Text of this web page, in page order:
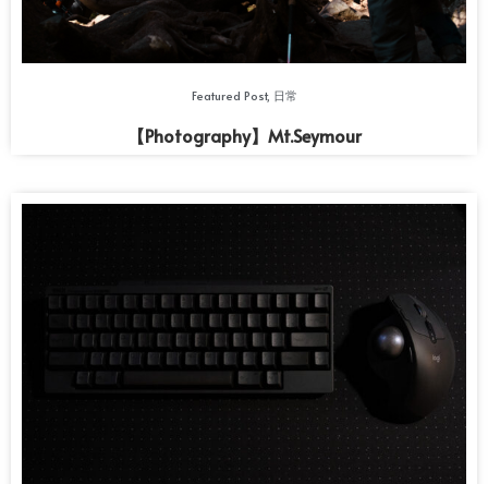
Featured Post, 日常
【Photography】Mt.Seymour